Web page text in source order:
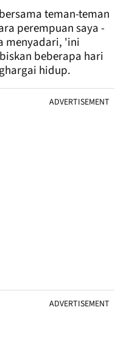
teman-teman
perempuan saya -
menyadari, 'ini
beberapa hari
hidup.
ADVERTISEMENT
ADVERTISEMENT